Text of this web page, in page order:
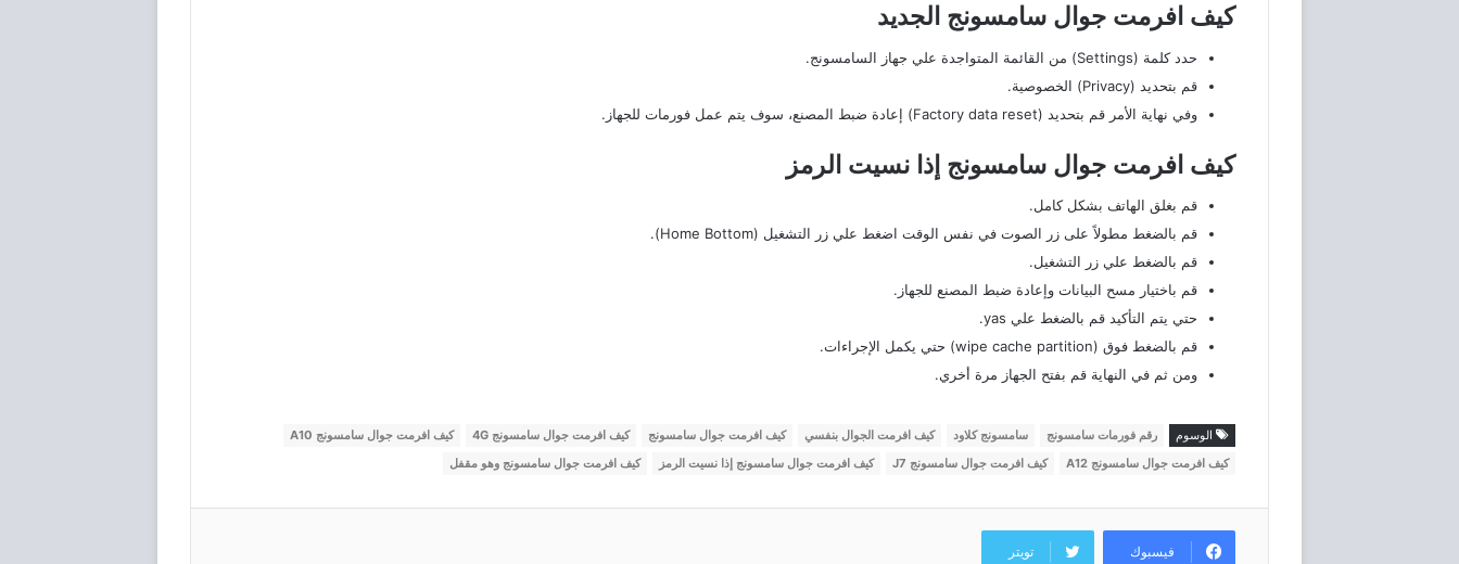
كيف افرمت جوال سامسونج الجديد
حدد كلمة (Settings) من القائمة المتواجدة علي جهاز السامسونج.
قم بتحديد (Privacy) الخصوصية.
وفي نهاية الأمر قم بتحديد (Factory data reset) إعادة ضبط المصنع، سوف يتم عمل فورمات للجهاز.
كيف افرمت جوال سامسونج إذا نسيت الرمز
قم بغلق الهاتف بشكل كامل.
قم بالضغط مطولاً على زر الصوت في نفس الوقت اضغط علي زر التشغيل (Home Bottom).
قم بالضغط علي زر التشغيل.
قم باختيار مسح البيانات وإعادة ضبط المصنع للجهاز.
حتي يتم التأكيد قم بالضغط علي yas.
قم بالضغط فوق (wipe cache partition) حتي يكمل الإجراءات.
ومن ثم في النهاية قم بفتح الجهاز مرة أخري.
الوسوم رقم فورمات سامسونج سامسونج كلاود كيف افرمت الجوال بنفسي كيف افرمت جوال سامسونج كيف افرمت جوال سامسونج 4G
كيف افرمت جوال سامسونج A10
كيف افرمت جوال سامسونج A12
كيف افرمت جوال سامسونج J7 كيف افرمت جوال سامسونج إذا نسيت الرمز كيف افرمت جوال سامسونج وهو مقفل
فيسبوك تويتر